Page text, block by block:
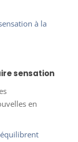
sensation
en